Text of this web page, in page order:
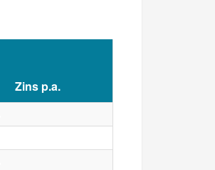
Zins p.a.